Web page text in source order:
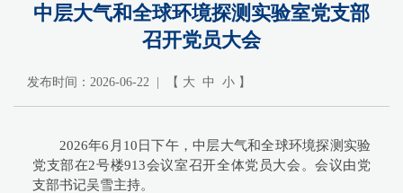
中层大气和全球环境探测实验室党支部
召开党员大会
发布时间：2026-06-22 | 【 大 中 小 】
2026年6月10日下午，中层大气和全球环境探测实验
党支部在2号楼913会议室召开全体党员大会。会议由党
支部书记吴雪主持。